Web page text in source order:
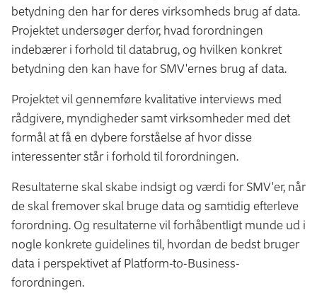
betydning den har for deres virksomheds brug af data.
Projektet undersøger derfor, hvad forordningen
indebærer i forhold til databrug, og hvilken konkret
betydning den kan have for SMV'ernes brug af data.
Projektet vil gennemføre kvalitative interviews med
rådgivere, myndigheder samt virksomheder med det
formål at få en dybere forståelse af hvor disse
interessenter står i forhold til forordningen.
Resultaterne skal skabe indsigt og værdi for SMV'er, når
de skal fremover skal bruge data og samtidig efterleve
forordning. Og resultaterne vil forhåbentligt munde ud i
nogle konkrete guidelines til, hvordan de bedst bruger
data i perspektivet af Platform-to-Business-
forordningen.